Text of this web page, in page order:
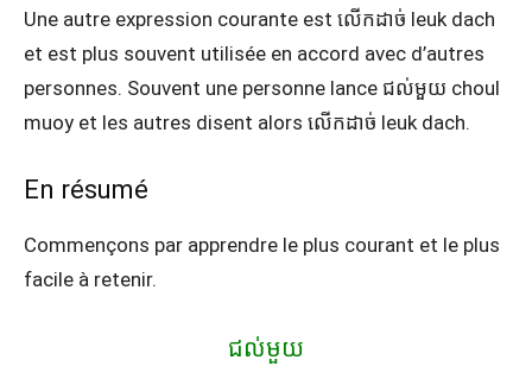
Une autre expression courante est លើកដាច់ leuk dach
et est plus souvent utilisée en accord avec d’autres
personnes. Souvent une personne lance ជល់មួយ choul
muoy et les autres disent alors លើកដាច់ leuk dach.
En résumé
Commençons par apprendre le plus courant et le plus
facile à retenir.
ជល់មួយ